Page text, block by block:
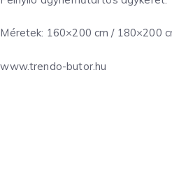
Méretek: 160×200 cm / 180×200
www.trendo-butor.hu